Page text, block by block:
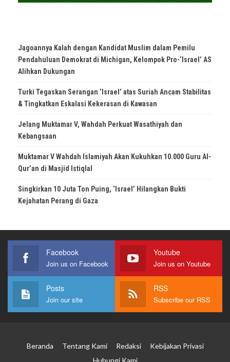
Jagoannya Kalah dengan Kandidat Muslim dalam Pemilu
Pendahuluan Demokrat di Michigan, Kelompok Pro-‘Israel’ AS
Alihkan Dukungan
Turki Tegaskan Serangan ‘Israel’ atas Suriah Ancam Stabilitas
& Tingkatkan Eskalasi Kekerasan di Kawasan
Jelang Muktamar V, Wahdah Perkuat Wasathiyah dan
Kebangsaan
Muktamar V Wahdah Islamiyah Akan Kukuhkan 10.000 Guru Al-
Qur’an di Masjid Istiqlal
Singkirkan 10 Juta Ton Puing, ‘Israel’ Hilangkan Bukti
Kejahatan Perang di Gaza
Facebook
Join us on Facebook
Youtube
Join us on Youtube
Posts
Join our site
RSS
Subscribe our RSS
Beranda Tentang Kami Redaksi
Kebijakan Privasi